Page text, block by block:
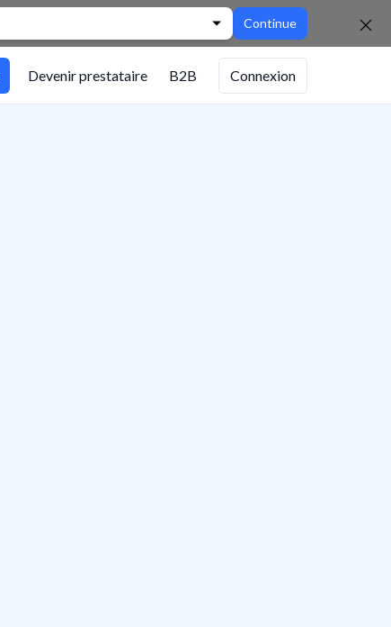
Continue
Devenir prestataire B2B Connexion